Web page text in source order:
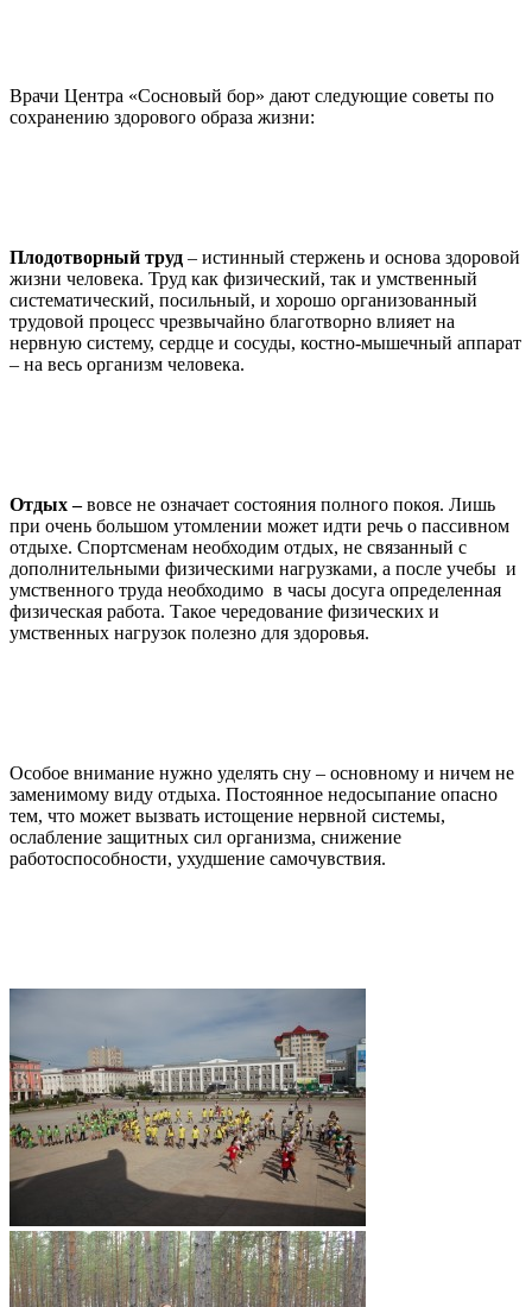
Врачи Центра «Сосновый бор» дают следующие советы по
сохранению здорового образа жизни:
Плодотворный труд – истинный стержень и основа здоровой
жизни человека. Труд как физический, так и умственный
систематический, посильный, и хорошо организованный
трудовой процесс чрезвычайно благотворно влияет на
нервную систему, сердце и сосуды, костно-мышечный аппарат
– на весь организм человека.
Отдых –вовсе не означает состояния полного покоя. Лишь
при очень большом утомлении может идти речь о пассивном
отдыхе. Спортсменам необходим отдых, не связанный с
дополнительными физическими нагрузками, а после учебы и
умственного труда необходимо в часы досуга определенная
физическая работа. Такое чередование физических и
умственных нагрузок полезно для здоровья.
Особое внимание нужно уделять сну – основному и ничем не
заменимому виду отдыха. Постоянное недосыпание опасно
тем, что может вызвать истощение нервной системы,
ослабление защитных сил организма, снижение
работоспособности, ухудшение самочувствия.